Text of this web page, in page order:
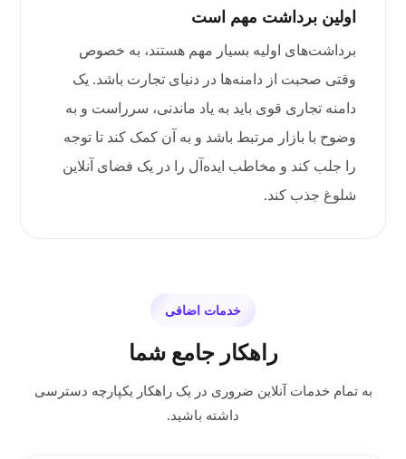
اولین برداشت مهم است
برداشت‌های اولیه بسیار مهم هستند، به خصوص
وقتی صحبت از دامنه‌ها در دنیای تجارت باشد. یک
دامنه تجاری قوی باید به یاد ماندنی، سرراست و به
وضوح با بازار مرتبط باشد و به آن کمک کند تا توجه
را جلب کند و مخاطب ایده‌آل را در یک فضای آنلاین
شلوغ جذب کند.
خدمات اضافی
راهکار جامع شما
به تمام خدمات آنلاین ضروری در یک راهکار یکپارچه دسترسی
داشته باشید.